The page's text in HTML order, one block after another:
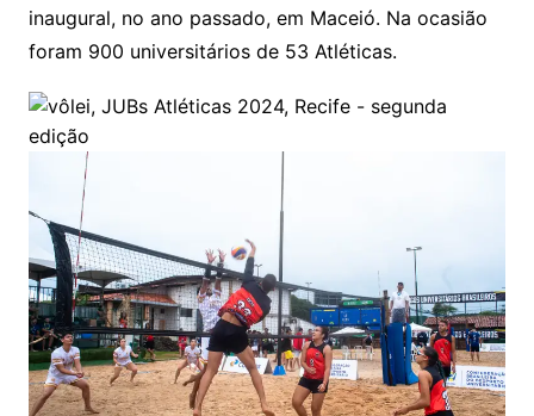
inaugural, no ano passado, em Maceió. Na ocasião
foram 900 universitários de 53 Atléticas.